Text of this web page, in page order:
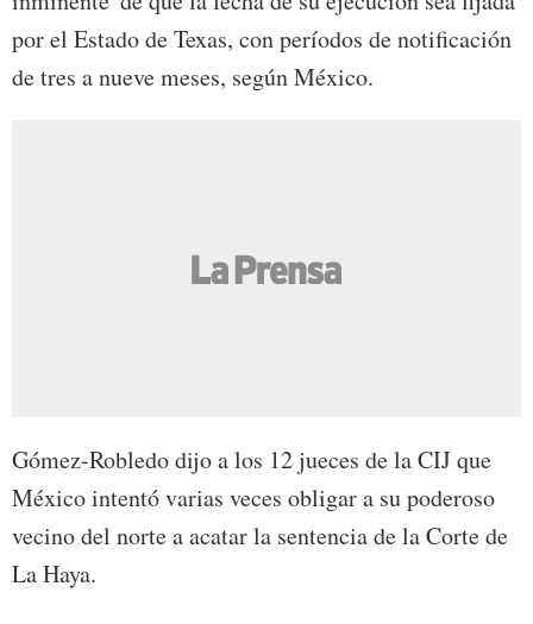
por el Estado de Texas, con períodos de notificación
de tres a nueve meses, según México.
Gómez-Robledo dijo a los 12 jueces de la CIJ que
México intentó varias veces obligar a su poderoso
vecino del norte a acatar la sentencia de la Corte de
La Haya.